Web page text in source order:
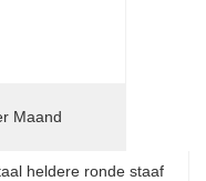
Maand
heldere ronde staaf